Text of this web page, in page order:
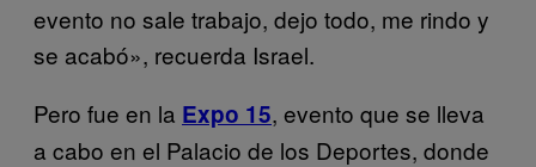
evento no sale trabajo, dejo todo, me rindo y
se acabó», recuerda Israel.
Pero fue en la Expo 15, evento que se lleva
a cabo en el Palacio de los Deportes, donde